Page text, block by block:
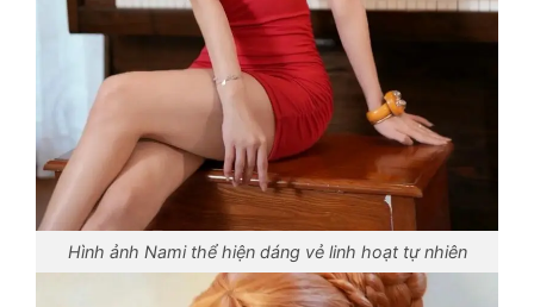
Hình ảnh Nami thể hiện dáng vẻ linh hoạt tự nhiên